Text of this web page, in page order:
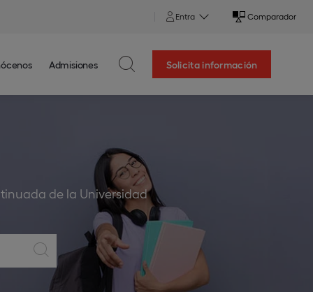
Entra Comparador
Admisiones Solicita información
de la Universidad